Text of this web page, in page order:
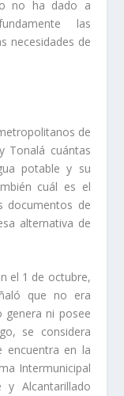
no ha dado a
las
necesidades de
de
Tonalá cuántas
potable y su
cuál es el
documentos de
alternativa de
el 1 de octubre,
que no era
genera ni posee
se considera
encuentra en la
Intermunicipal
Alcantarillado